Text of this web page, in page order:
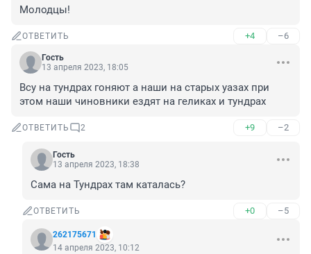
Молодцы!
ОТВЕТИТЬ +4 –6
Гость
13 апреля 2023, 18:05
Всу на тундрах гоняют а наши на старых уазах при
этом наши чиновники ездят на геликах и тундрах
ОТВЕТИТЬ 2 +9 –2
Гость
13 апреля 2023, 18:38
Сама на Тундрах там каталась?
ОТВЕТИТЬ +0 –5
262175671
14 апреля 2023, 10:12